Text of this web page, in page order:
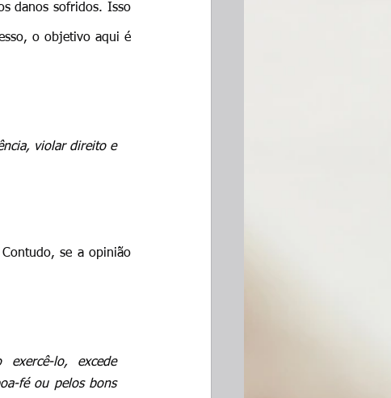
danos sofridos. Isso
o objetivo aqui é
violar direito e
se a opinião
lo, excede
fé ou pelos bons